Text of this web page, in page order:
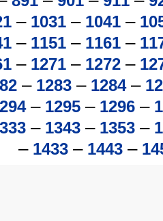
– 1031– 1041–
– 1151– 1161–
– 1271– 1272–
– 1283 – 1284–
– 1295– 1296–
– 1343– 1353–
– 1433 – 1443 –